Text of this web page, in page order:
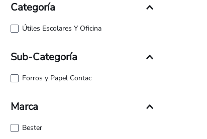
Categoría
Útiles Escolares Y Oficina
Sub-Categoría
Forros y Papel Contac
Marca
Bester